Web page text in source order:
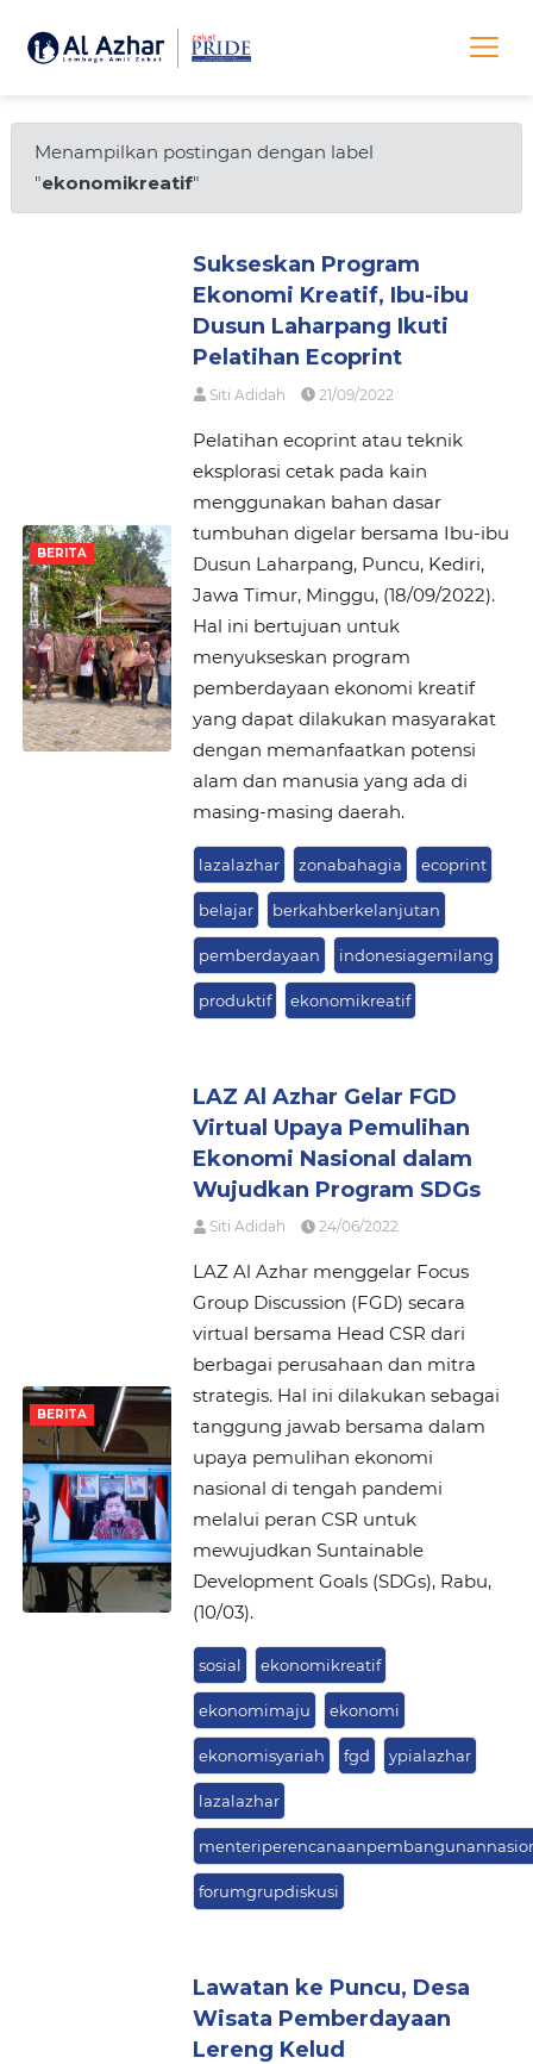
Menampilkan postingan dengan label
"ekonomikreatif"
BERITA
Sukseskan Program
Ekonomi Kreatif, Ibu-ibu
Dusun Laharpang Ikuti
Pelatihan Ecoprint
Siti Adidah 21/09/2022
Pelatihan ecoprint atau teknik
eksplorasi cetak pada kain
menggunakan bahan dasar
tumbuhan digelar bersama Ibu-ibu
Dusun Laharpang, Puncu, Kediri,
Jawa Timur, Minggu, (18/09/2022).
Hal ini bertujuan untuk
menyukseskan program
pemberdayaan ekonomi kreatif
yang dapat dilakukan masyarakat
dengan memanfaatkan potensi
alam dan manusia yang ada di
masing-masing daerah.
lazalazhar zonabahagia ecoprint
belajar berkahberkelanjutan
pemberdayaan indonesiagemilang
produktif ekonomikreatif
BERITA
LAZ Al Azhar Gelar FGD
Virtual Upaya Pemulihan
Ekonomi Nasional dalam
Wujudkan Program SDGs
Siti Adidah 24/06/2022
LAZ Al Azhar menggelar Focus
Group Discussion (FGD) secara
virtual bersama Head CSR dari
berbagai perusahaan dan mitra
strategis. Hal ini dilakukan sebagai
tanggung jawab bersama dalam
upaya pemulihan ekonomi
nasional di tengah pandemi
melalui peran CSR untuk
mewujudkan Suntainable
Development Goals (SDGs), Rabu,
(10/03).
sosial ekonomikreatif
ekonomimaju ekonomi
ekonomisyariah fgd ypialazhar
lazalazhar
forumgrupdiskusi
Lawatan ke Puncu, Desa
Wisata Pemberdayaan
Lereng Kelud